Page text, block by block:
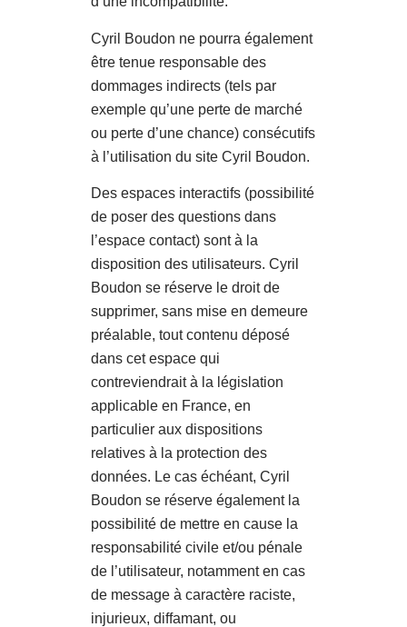
Cyril Boudon ne pourra également
être tenue responsable des
dommages indirects (tels par
exemple qu’une perte de marché
ou perte d’une chance) consécutifs
à l’utilisation du site Cyril Boudon.
Des espaces interactifs (possibilité
de poser des questions dans
l’espace contact) sont à la
disposition des utilisateurs. Cyril
Boudon se réserve le droit de
supprimer, sans mise en demeure
préalable, tout contenu déposé
dans cet espace qui
contreviendrait à la législation
applicable en France, en
particulier aux dispositions
relatives à la protection des
données. Le cas échéant, Cyril
Boudon se réserve également la
possibilité de mettre en cause la
responsabilité civile et/ou pénale
de l’utilisateur, notamment en cas
de message à caractère raciste,
injurieux, diffamant, ou